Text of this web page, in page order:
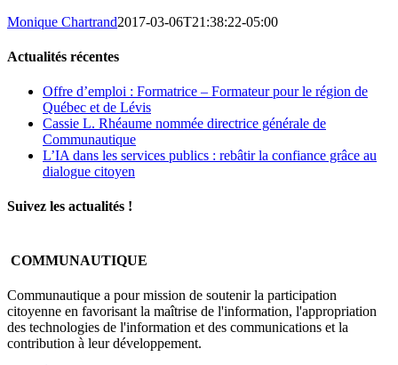
Monique Chartrand2017-03-06T21:38:22-05:00
Actualités récentes
Offre d’emploi : Formatrice – Formateur pour le région de
Québec et de Lévis
Cassie L. Rhéaume nommée directrice générale de
Communautique
L’IA dans les services publics : rebâtir la confiance grâce au
dialogue citoyen
Suivez les actualités !
COMMUNAUTIQUE
Communautique a pour mission de soutenir la participation
citoyenne en favorisant la maîtrise de l'information, l'appropriation
des technologies de l'information et des communications et la
contribution à leur développement.